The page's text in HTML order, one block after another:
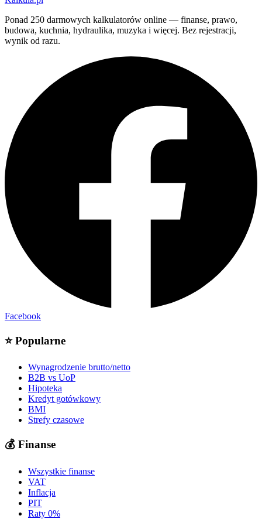
Ponad 250 darmowych kalkulatorów online — finanse, prawo,
budowa, kuchnia, hydraulika, muzyka i więcej. Bez rejestracji,
wynik od razu.
Facebook
⭐ Popularne
Wynagrodzenie brutto/netto
B2B vs UoP
Hipoteka
Kredyt gotówkowy
BMI
Strefy czasowe
💰 Finanse
Wszystkie finanse
VAT
Inflacja
PIT
Raty 0%